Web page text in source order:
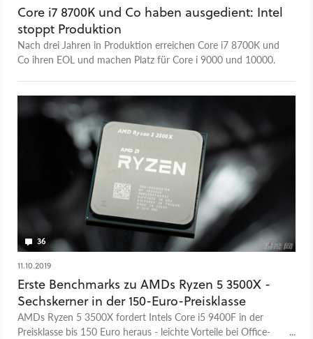
Core i7 8700K und Co haben ausgedient: Intel
stoppt Produktion
Nach drei Jahren in Produktion erreichen Core i7 8700K und
Co ihren EOL und machen Platz für Core i 9000 und 10000.
36
11.10.2019
Erste Benchmarks zu AMDs Ryzen 5 3500X -
Sechskerner in der 150-Euro-Preisklasse
AMDs Ryzen 5 3500X fordert Intels Core i5 9400F in der
Preisklasse bis 150 Euro heraus - leichte Vorteile bei Office-